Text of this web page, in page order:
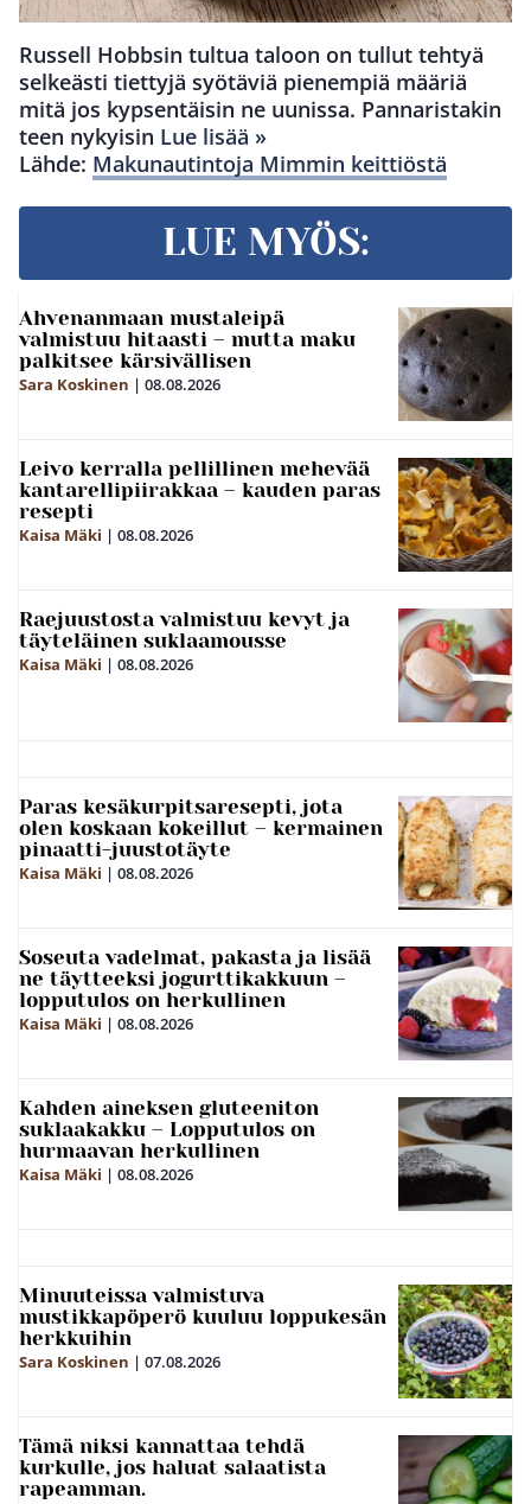
Russell Hobbsin tultua taloon on tullut tehtyä
selkeästi tiettyjä syötäviä pienempiä määriä
mitä jos kypsentäisin ne uunissa. Pannaristakin
teen nykyisin Lue lisää »
Lähde: Makunautintoja Mimmin keittiöstä
LUE MYÖS:
Ahvenanmaan mustaleipä
valmistuu hitaasti – mutta maku
palkitsee kärsivällisen
Sara Koskinen | 08.08.2026
Leivo kerralla pellillinen mehevää
kantarellipiirakkaa – kauden paras
resepti
Kaisa Mäki | 08.08.2026
Raejuustosta valmistuu kevyt ja
täyteläinen suklaamousse
Kaisa Mäki | 08.08.2026
Paras kesäkurpitsaresepti, jota
olen koskaan kokeillut – kermainen
pinaatti-juustotäyte
Kaisa Mäki | 08.08.2026
Soseuta vadelmat, pakasta ja lisää
ne täytteeksi jogurttikakkuun –
lopputulos on herkullinen
Kaisa Mäki | 08.08.2026
Kahden aineksen gluteeniton
suklaakakku – Lopputulos on
hurmaavan herkullinen
Kaisa Mäki | 08.08.2026
Minuuteissa valmistuva
mustikkapöperö kuuluu loppukesän
herkkuihin
Sara Koskinen | 07.08.2026
Tämä niksi kannattaa tehdä
kurkulle, jos haluat salaatista
rapeamman.